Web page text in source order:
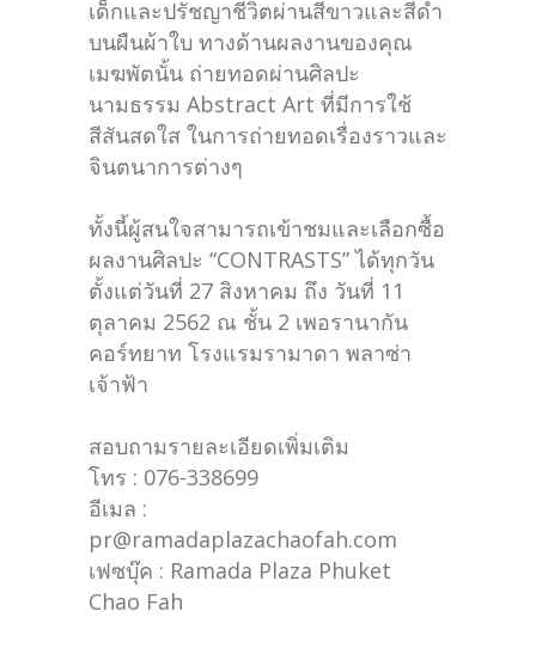
เด็กและปรัชญาชีวิตผ่านสีขาวและสีดำ
บนผืนผ้าใบ ทางด้านผลงานของคุณ
เมฆพัตนั้น ถ่ายทอดผ่านศิลปะ
นามธรรม Abstract Art ที่มีการใช้
สีสันสดใส ในการถ่ายทอดเรื่องราวและ
จินตนาการต่างๆ
ทั้งนี้ผู้สนใจสามารถเข้าชมและเลือกซื้อ
ผลงานศิลปะ “CONTRASTS” ได้ทุกวัน
ตั้งแต่วันที่ 27 สิงหาคม ถึง วันที่ 11
ตุลาคม 2562 ณ ชั้น 2 เพอรานากัน
คอร์ทยาท โรงแรมรามาดา พลาซ่า
เจ้าฟ้า
สอบถามรายละเอียดเพิ่มเติม
โทร : 076-338699
อีเมล :
pr@ramadaplazachaofah.com
เฟซบุ๊ค : Ramada Plaza Phuket
Chao Fah